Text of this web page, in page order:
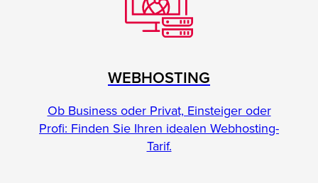
WEBHOSTING
Ob Business oder Privat, Einsteiger oder
Profi: Finden Sie Ihren idealen Webhosting-
Tarif.